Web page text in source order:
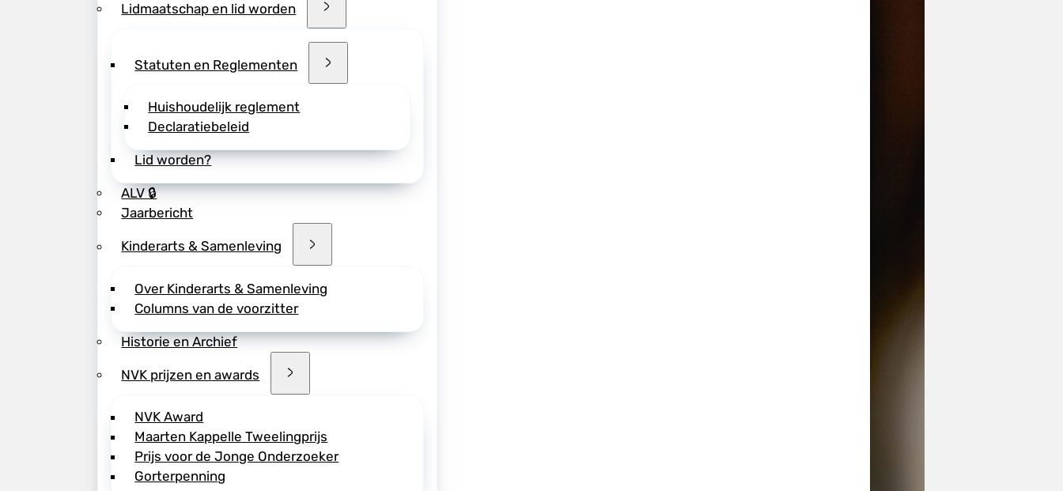
Lidmaatschap en lid worden
Statuten en Reglementen
Huishoudelijk reglement
Declaratiebeleid
Lid worden?
ALV 🔒
Jaarbericht
Kinderarts & Samenleving
Over Kinderarts & Samenleving
Columns van de voorzitter
Historie en Archief
NVK prijzen en awards
NVK Award
Maarten Kappelle Tweelingprijs
Prijs voor de Jonge Onderzoeker
Gorterpenning